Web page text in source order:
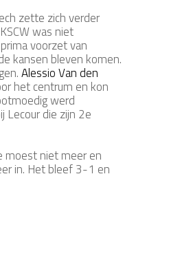
zette zich verder
was niet
voorzet van
kansen bleven komen.
Alessio Van den
het centrum en kon
werd
Lecour die zijn 2e
moest niet meer en
in. Het bleef 3-1 en